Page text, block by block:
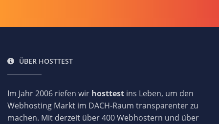
ÜBER HOSTTEST
Im Jahr 2006 riefen wir hosttest ins Leben, um den
Webhosting Markt im DACH-Raum transparenter zu
machen. Mit derzeit über 400 Webhostern und über